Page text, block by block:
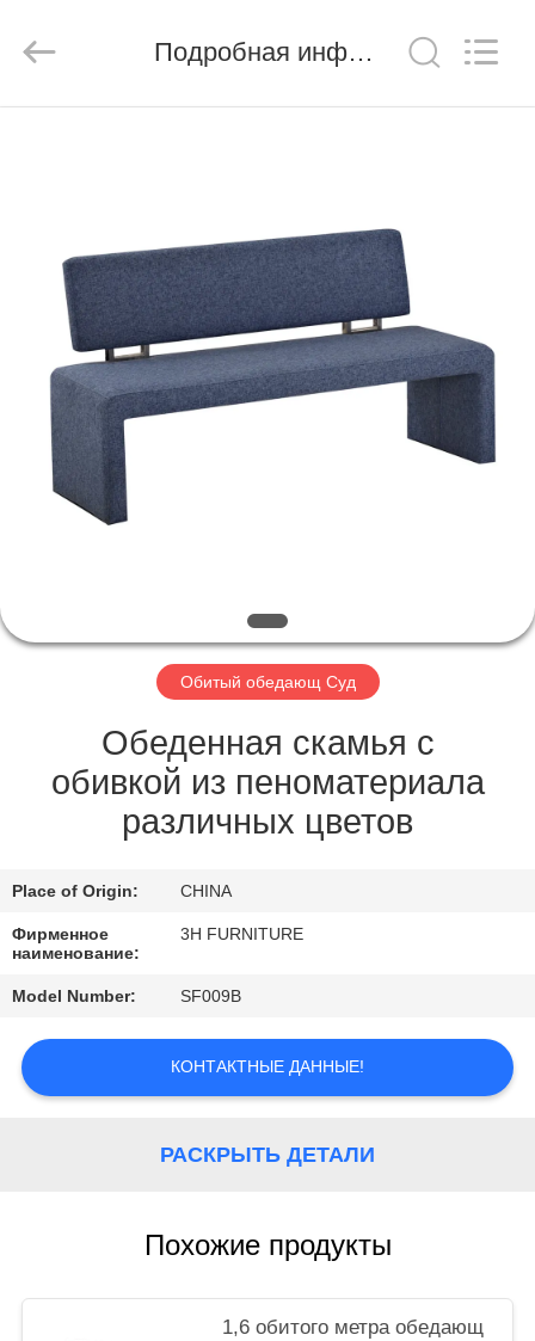
НАС
ПУТЕШЕСТВИЕ
ФАБРИКИ
ПРОВЕРКА
КОНТАКТ
США
СПРОСИТЕ
ЦИТАТУ
САЙТА
PRIVACY
POLICY
Reserved.
Подробная информация о продукте
Обитый обедающ Суд
Обеденная скамья с
обивкой из пеноматериала
различных цветов
Place of Origin: CHINA
Фирменное
наименование:
3H FURNITURE
Model Number: SF009B
КОНТАКТНЫЕ ДАННЫЕ!
РАСКРЫТЬ ДЕТАЛИ
Похожие продукты
1,6 обитого метра обедающ